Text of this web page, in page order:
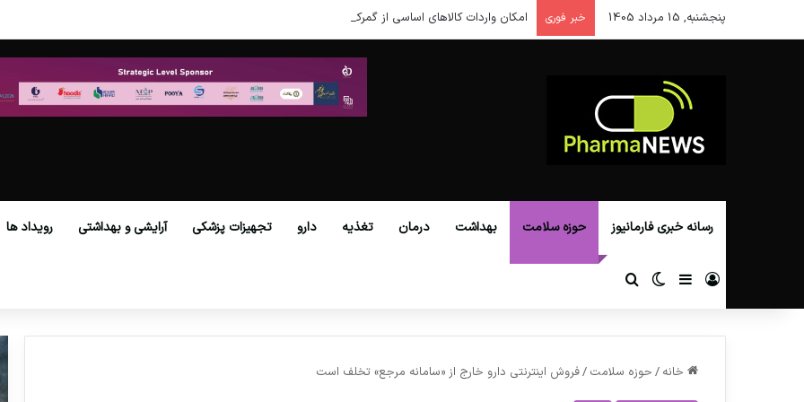
پنجشنبه, 15 مرداد 1405 خبر فوری امکان واردات کالاهای اساسی از گمرکات همه استان‌ها فراهم شد.
رسانه خبری فارمانیوز حوزه سلامت بهداشت درمان تغذیه دارو تجهیزات پزشکی آرایشی و بهداشتی رویداد ها
ورود سایدبارتغییر پوسته
خانه / حوزه سلامت /فروش اینترنتی دارو خارج از «سامانه مرجع» تخلف است